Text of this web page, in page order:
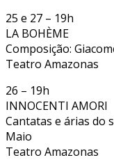
25 e 27 – 19h
LA BOHÈME
Composição:
Teatro Amazonas
26 – 19h
INNOCENTI AMORI
Cantatas e árias do
Maio
Teatro Amazonas